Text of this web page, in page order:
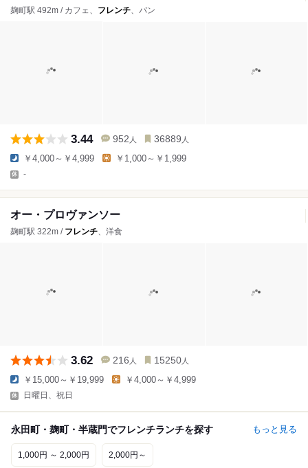
麹町駅 492m / カフェ、 フレンチ、パン
3.44 952 人 36889 人
￥4,000～￥4,999 ￥1,000～￥1,999
-
オー・プロヴァンソー
麹町駅 322m / フレンチ、洋食
3.62 216 人 15250 人
￥15,000～￥19,999 ￥4,000～￥4,999
日曜日、祝日
永田町・麹町・半蔵門でフレンチランチを探す もっと見る
1,000円 ～ 2,000円 2,000円～